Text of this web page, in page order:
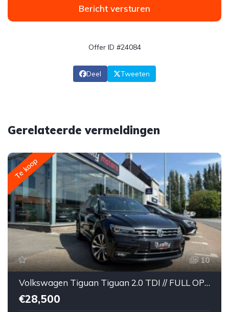
Bericht versturen
Offer ID #24084
Deel Tweeten
Gerelateerde vermeldingen
Te koop
10
Volkswagen Tiguan Tiguan 2.0 TDI // FULL OPTION // R-Line // DSG // PANORAMISCH DAK // KEY-LESS // LEDER // DYNAUDIO // 360° //
€28,500